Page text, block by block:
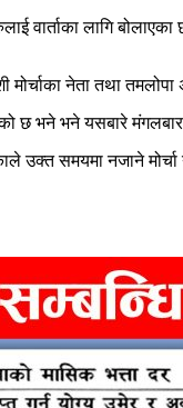
वार्ताका लागि
नेता तथा
छ भने भने यसबारे
उक्त समयमा नजाने